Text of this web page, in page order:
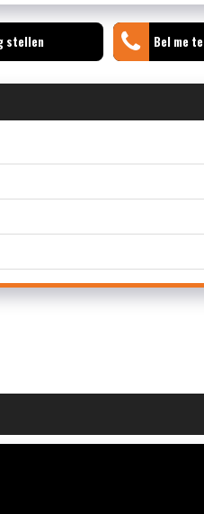
stellen Bel me